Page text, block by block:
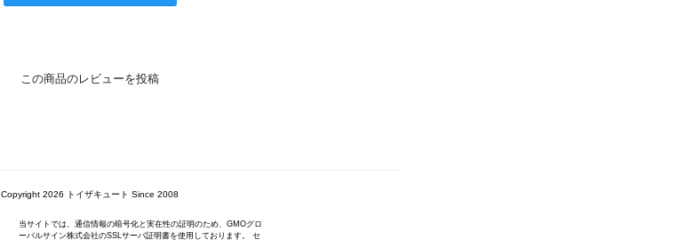
この商品のレビューを投稿
Copyright 2026 トイザキュート Since 2008
当サイトでは、通信情報の暗号化と実在性の証明のため、GMOグロ
ーバルサイン株式会社のSSLサーバ証明書を使用しております。 セ